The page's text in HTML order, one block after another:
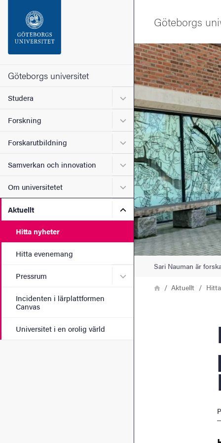
Sidfoten
Om webbplatsen
Göteborgs universitet
Studera Undermeny för Studera
Forskning Undermeny för Forskning
Forskarutbildning Undermeny för
Samverkan och innovation Undermeny för
Om universitetet Undermeny för Om
Aktuellt Undermeny för Aktuellt
Hitta nyheter
Hitta evenemang
Pressrum Undermeny för Pressrum
Incidenten i lärplattformen
Canvas
Universitet i en orolig värld
Göteborgs
Bild
Sari Nauman är
LänkstigHemAktuellt